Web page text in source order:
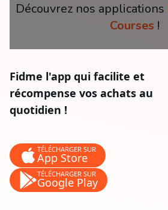
Découvrez nos applications
Courses !
Fidme l'app qui facilite et
récompense vos achats au
quotidien !
TÉLÉCHARGER SUR
App Store
TÉLÉCHARGER SUR
Google Play